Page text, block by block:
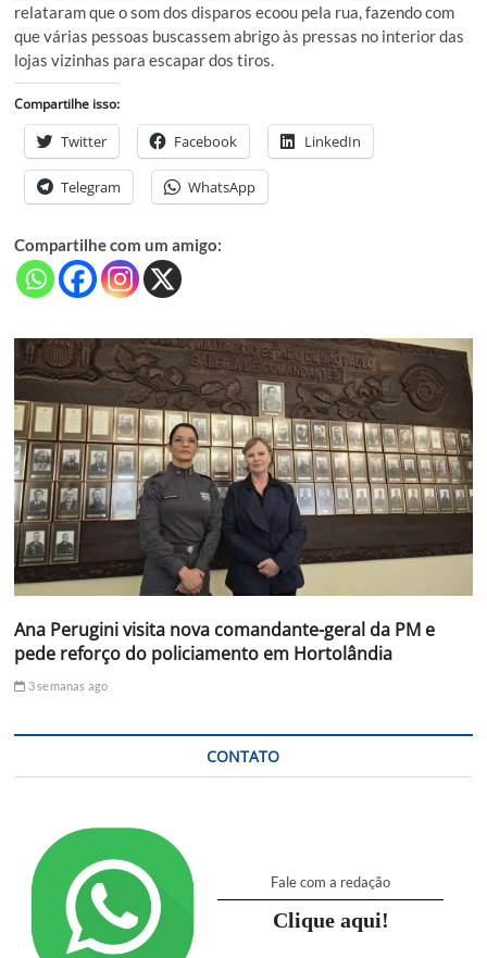
relataram que o som dos disparos ecoou pela rua, fazendo com
que várias pessoas buscassem abrigo às pressas no interior das
lojas vizinhas para escapar dos tiros.
Compartilhe isso:
Twitter Facebook LinkedIn
Telegram WhatsApp
Compartilhe com um amigo:
Ana Perugini visita nova comandante-geral da PM e
pede reforço do policiamento em Hortolândia
3 semanas ago
CONTATO
Fale com a redação
Clique aqui!